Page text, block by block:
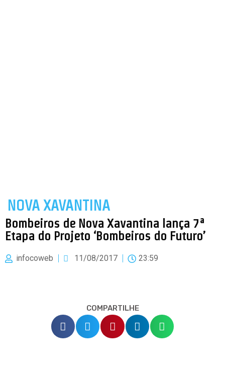
NOVA XAVANTINA
Bombeiros de Nova Xavantina lança 7ª
Etapa do Projeto ‘Bombeiros do Futuro’
infocoweb 11/08/2017 23:59
COMPARTILHE